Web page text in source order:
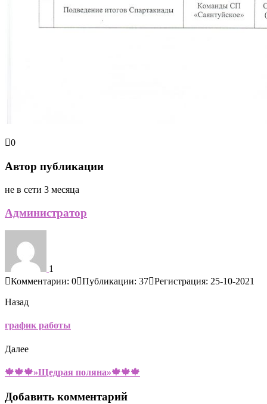
0
Автор публикации
не в сети 3 месяца
Администратор
1
Комментарии: 0 Публикации: 37 Регистрация: 25-10-2021
Назад
график работы
Далее
🍁🍁🍁»Щедрая поляна»🍁🍁🍁
Добавить комментарий